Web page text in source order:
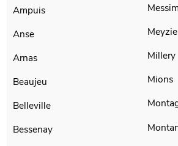
Ampuis
Anse
Arnas
Beaujeu
Belleville
Bessenay
Millery
Mions